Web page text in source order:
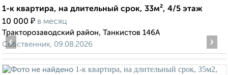
1-к квартира, на длительный срок, 33м², 4/5 этаж
10 000 ₽ в месяц
Тракторозаводский район, Танкистов 146А
Собственник, 09.08.2026
‹ ›